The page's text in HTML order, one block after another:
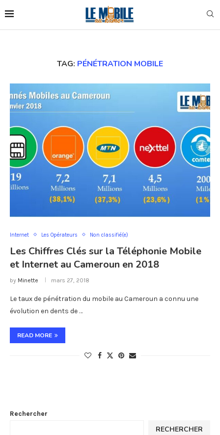
TAG: PÉNÉTRATION MOBILE
Internet Les Opérateurs Non classifié(e)
Les Chiffres Clés sur la Téléphonie Mobile
et Internet au Cameroun en 2018
by Minette mars 27, 2018
Le taux de pénétration du mobile au Cameroun a connu une
évolution en dents de …
READ MORE
Rechercher
RECHERCHER